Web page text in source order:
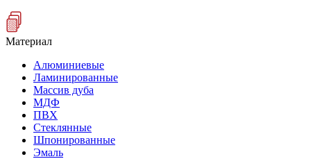
Материал
Алюминиевые
Ламинированные
Массив дуба
МДФ
ПВХ
Стеклянные
Шпонированные
Эмаль